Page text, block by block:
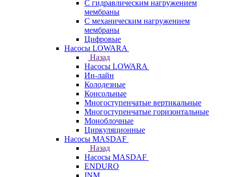
С гидравлическим нагружением
мембраны
С механическим нагружением
мембраны
Цифровые
Насосы LOWARA
Назад
Насосы LOWARA
Ин-лайн
Колодезные
Консольные
Многоступенчатые вертикальные
Многоступенчатые горизонтальные
Моноблочные
Циркуляционные
Насосы MASDAF
Назад
Насосы MASDAF
ENDURO
INM